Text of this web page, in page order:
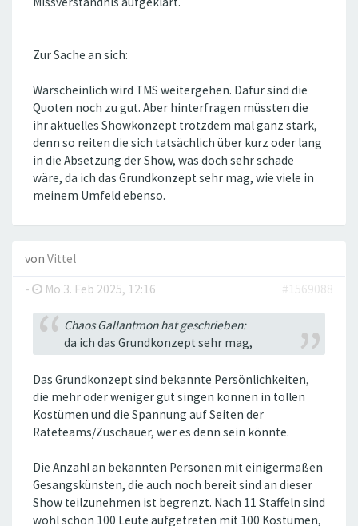
Zur Sache an sich:
Warscheinlich wird TMS weitergehen. Dafür sind die
Quoten noch zu gut. Aber hinterfragen müssten die
ihr aktuelles Showkonzept trotzdem mal ganz stark,
denn so reiten die sich tatsächlich über kurz oder lang
in die Absetzung der Show, was doch sehr schade
wäre, da ich das Grundkonzept sehr mag, wie viele in
meinem Umfeld ebenso.
von Vittel
-
Mo 3. Feb 2025, 12:16 #1569088
Chaos Gallantmon hat geschrieben:
da ich das Grundkonzept sehr mag,
Das Grundkonzept sind bekannte Persönlichkeiten,
die mehr oder weniger gut singen können in tollen
Kostümen und die Spannung auf Seiten der
Rateteams/Zuschauer, wer es denn sein könnte.
Die Anzahl an bekannten Personen mit einigermaßen
Gesangskünsten, die auch noch bereit sind an dieser
Show teilzunehmen ist begrenzt. Nach 11 Staffeln sind
wohl schon 100 Leute aufgetreten mit 100 Kostümen,